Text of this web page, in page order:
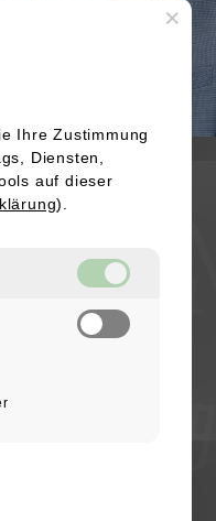
×
Ihre Zustimmung
Diensten,
auf dieser
).